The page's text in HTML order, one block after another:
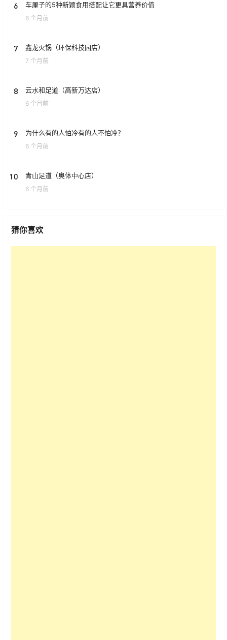
6 车厘子的5种新颖食用搭配让它更具营养价值
6 个月前
7 鑫龙火锅（环保科技园店）
7 个月前
8 云水和足道（高新万达店）
6 个月前
9 为什么有的人怕冷有的人不怕冷？
6 个月前
10 青山足道（奥体中心店）
6 个月前
猜你喜欢